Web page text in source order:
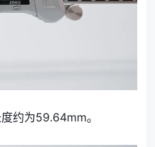
约为59.64mm。